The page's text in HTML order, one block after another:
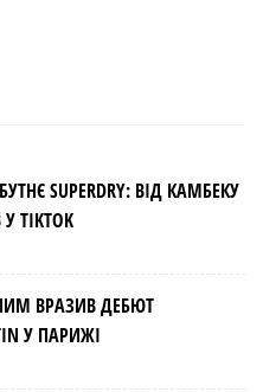
SUPERDRY: ВІД КАМБЕКУ
TIKTOK
ВРАЗИВ ДЕБЮТ
У ПАРИЖІ